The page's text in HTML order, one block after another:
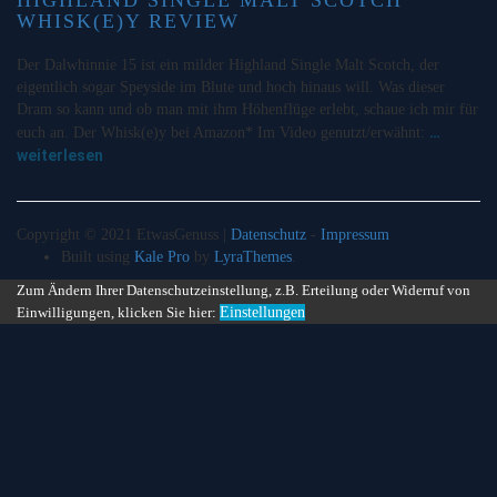
WHISK(E)Y REVIEW
Der Dalwhinnie 15 ist ein milder Highland Single Malt Scotch, der
eigentlich sogar Speyside im Blute und hoch hinaus will. Was dieser
Dram so kann und ob man mit ihm Höhenflüge erlebt, schaue ich mir für
euch an. Der Whisk(e)y bei Amazon* Im Video genutzt/erwähnt: …
weiterlesen
Copyright © 2021 EtwasGenuss | Datenschutz - Impressum
Built using Kale Pro by LyraThemes
Zum Ändern Ihrer Datenschutzeinstellung, z.B. Erteilung oder Widerruf von
Einwilligungen, klicken Sie hier: Einstellungen